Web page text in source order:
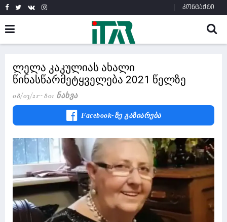
კონტაქტი
ლელა კაკულიას ახალი
წინასწარმეტყველება 2021 წელზე
08/03/21 801 Ნახვა
Facebook-Ზე Გაზიარება